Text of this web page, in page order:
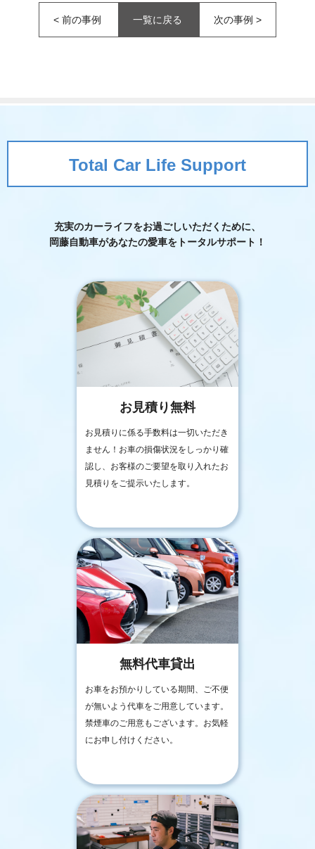
< 前の事例 一覧に戻る 次の事例 >
Total Car Life Support
充実のカーライフをお過ごしいただくために、
岡藤自動車があなたの愛車をトータルサポート！
お見積り無料
お見積りに係る手数料は一切いただき
ません！お車の損傷状況をしっかり確
認し、お客様のご要望を取り入れたお
見積りをご提示いたします。
無料代車貸出
お車をお預かりしている期間、ご不便
が無いよう代車をご用意しています。
禁煙車のご用意もございます。お気軽
にお申し付けください。